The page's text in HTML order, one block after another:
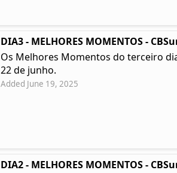
DIA3 - MELHORES MOMENTOS -
Os Melhores Momentos do terceiro
22 de junho.
Added June 19, 2025
DIA2 - MELHORES MOMENTOS -